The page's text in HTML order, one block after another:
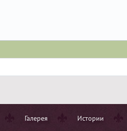
Галерея Истории